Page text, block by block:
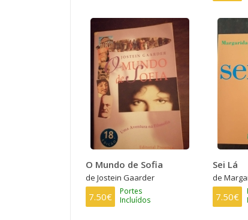
O Mundo de Sofia
de Jostein Gaarder
7.50€
Portes
Incluídos
Sei Lá
de
7.50€